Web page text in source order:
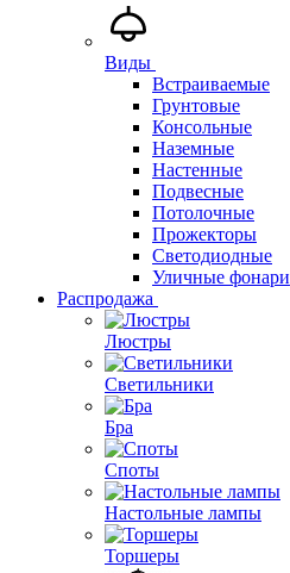
Виды
Встраиваемые
Грунтовые
Консольные
Наземные
Настенные
Подвесные
Потолочные
Прожекторы
Светодиодные
Уличные фонари
Распродажа
Люстры
Светильники
Бра
Споты
Настольные лампы
Торшеры